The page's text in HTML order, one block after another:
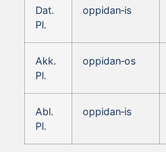
Dat.
Pl.
oppidan‑is
Akk.
Pl.
oppidan‑os
Abl.
Pl.
oppidan‑is